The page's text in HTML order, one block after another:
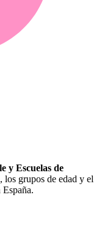
y Escuelas de
grupos de edad y el
España.